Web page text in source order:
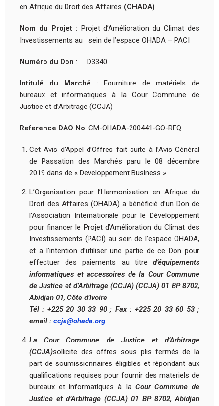
en Afrique du Droit des Affaires (OHADA)
Nom du Projet : Projet d’Amélioration du Climat des
Investissements au sein de l’espace OHADA – PACI
Numéro du Don : D3340
Intitulé du Marché : Fourniture de matériels de
bureaux et informatiques à la Cour Commune de
Justice et d’Arbitrage (CCJA)
Reference DAO No: CM-OHADA-200441-GO-RFQ
Cet Avis d’Appel d’Offres fait suite à l’Avis Général
de Passation des Marchés paru le 08 décembre
2019 dans de « Developpement Business »
L’Organisation pour l’Harmonisation en Afrique du
Droit des Affaires (OHADA) a bénéficié d’un Don de
l’Association Internationale pour le Développement
pour financer le Projet d’Amélioration du Climat des
Investissements (PACI) au sein de l’espace OHADA,
et a l’intention d’utiliser une partie de ce Don pour
effectuer des paiements au titre d’équipements
informatiques et accessoires de la Cour Commune
de Justice et d’Arbitrage (CCJA) (CCJA) 01 BP 8702,
Abidjan 01, Côte d’Ivoire
Tél : +225 20 30 33 90 ; Fax : +225 20 33 60 53 ;
email : ccja@ohada.org
La Cour Commune de Justice et d’Arbitrage
(CCJA)sollicite des offres sous plis fermés de la
part de soumissionnaires éligibles et répondant aux
qualifications requises pour fournir des materiels de
bureaux et informatiques à la Cour Commune de
Justice et d’Arbitrage (CCJA) 01 BP 8702, Abidjan